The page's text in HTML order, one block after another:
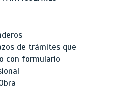
de trámites que
con formulario